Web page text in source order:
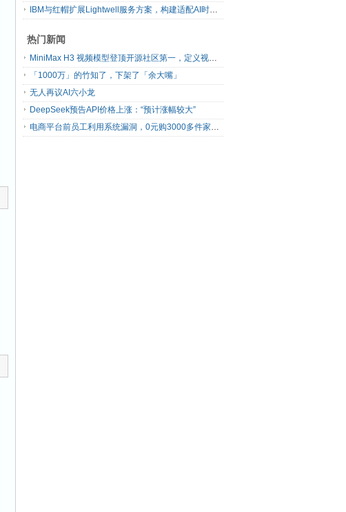
IBM与红帽扩展Lightwell服务方案，构建适配AI时代开源生态的可信基础设施
热门新闻
MiniMax H3 视频模型登顶开源社区第一，定义视频模型领域“斩杀线”
「1000万」的竹知了，下架了「余大嘴」
无人再议AI六小龙
DeepSeek预告API价格上涨：“预计涨幅较大”
电商平台前员工利用系统漏洞，0元购3000多件家电！